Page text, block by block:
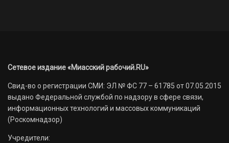
Сетевое издание «Миасский рабочий.RU»
Свид-во о регистрации СМИ: ЭЛ № ФС 77 – 61785 от 07.05.2015
выдано Федеральной службой по надзору в сфере связи,
информационных технологий и массовых коммуникаций
(Роскомнадзор)
Учредители: